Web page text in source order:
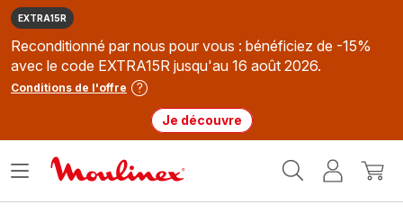
EXTRA15R
Reconditionné par nous pour vous : bénéficiez de -15%
avec le code EXTRA15R jusqu'au 16 août 2026.
Conditions de l'offre
Je découvre
MonMon
Ouvrir